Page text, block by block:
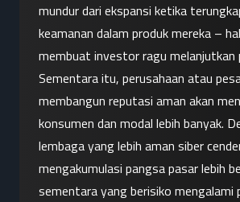
mundur dari ekspansi ketika
keamanan dalam produk mereka –
membuat investor ragu melanjutkan
Sementara itu, perusahaan atau
membangun reputasi aman akan
konsumen dan modal lebih banyak.
lembaga yang lebih aman siber
mengakumulasi pangsa pasar lebih
sementara yang berisiko mengalami